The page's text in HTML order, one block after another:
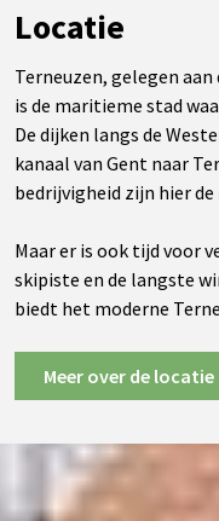
Locatie
Terneuzen, gelegen
is de maritieme stad
De dijken langs de
kanaal van Gent naar
bedrijvigheid zijn hier
Maar er is ook tijd voor
skipiste en de langste
biedt het moderne
Meer over de locatie